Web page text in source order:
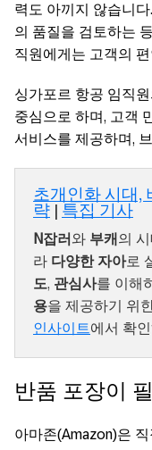
력도 아끼지 않습니
의 품질을 검토하는
직원에게는 고객의
싱가포르 항공 임직원
중심으로 하며, 고객
서비스를 제공하며,
초개인화 시대,
략 | 특집 기사
N잡러 와 부캐 의
라 다양한 자아로
도, 관심사를 이해
용을 제공하기 위
인사이트에서 확
반품 포장이
아마존(Amazon)은